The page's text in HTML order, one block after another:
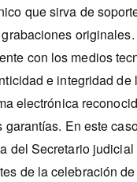
que sirva de
originales.
con los medios
e integridad
electrónica
garantías. En este
del Secretario
de la celebración